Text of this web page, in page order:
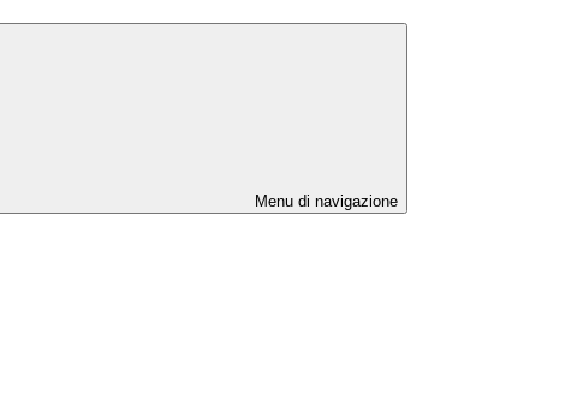
Menu di navigazione